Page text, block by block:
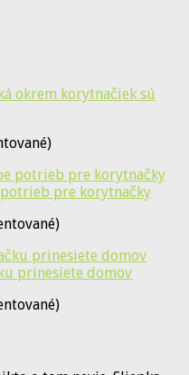
okrem korytnačiek sú
pre korytnačky
prinesiete domov